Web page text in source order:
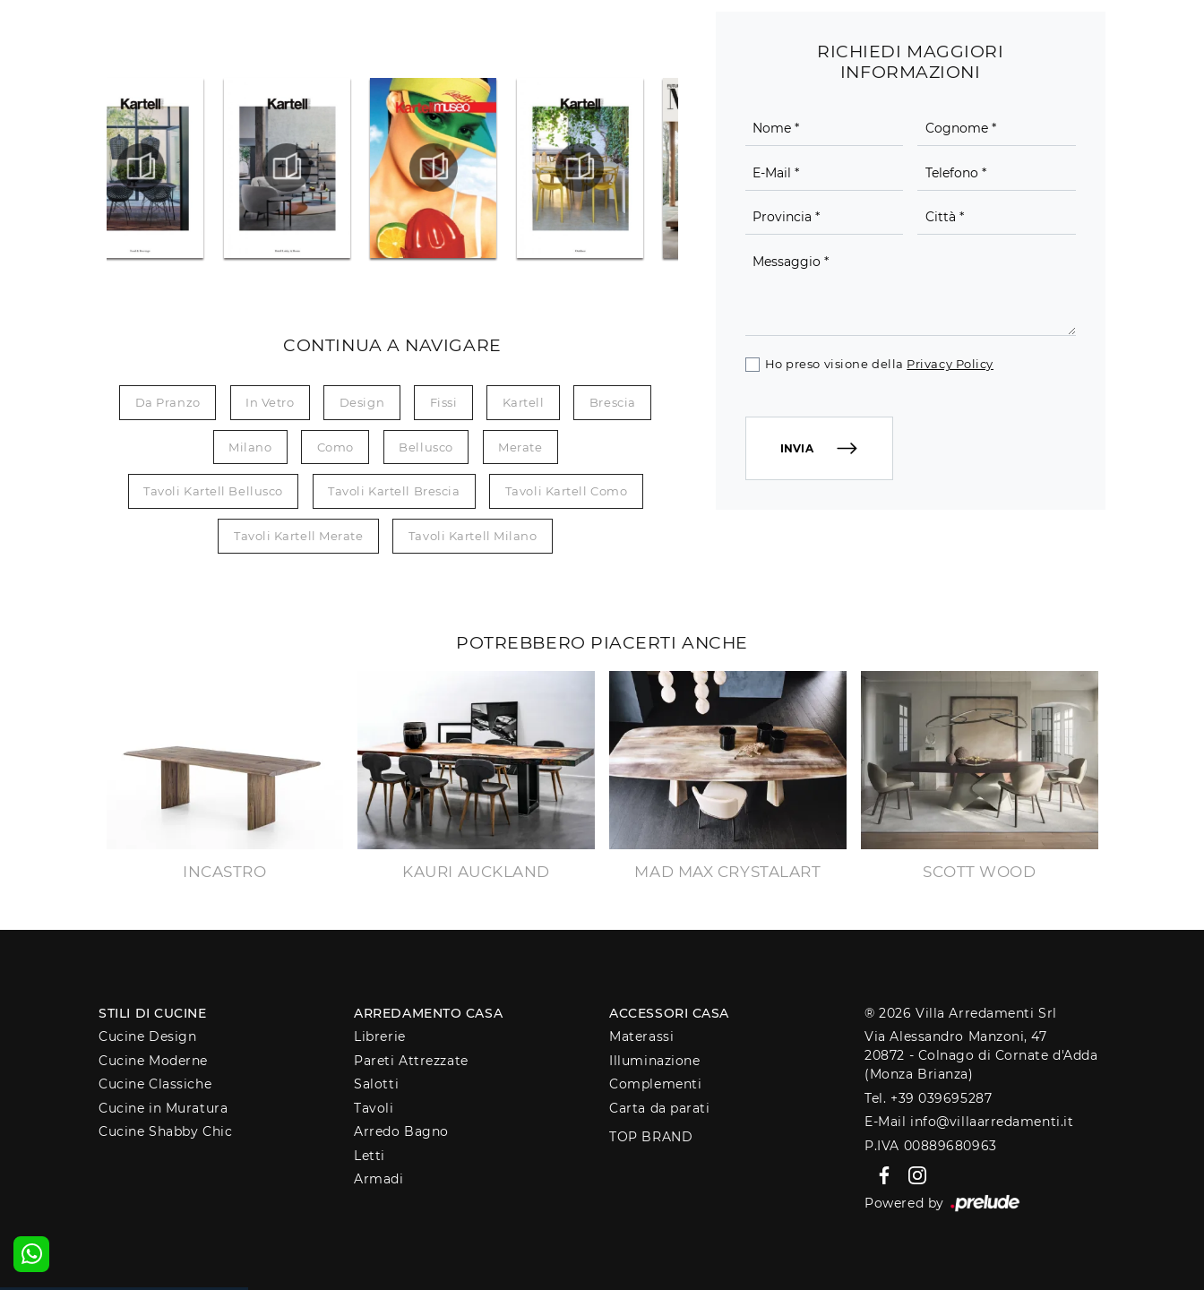
CONTINUA A NAVIGARE
Da Pranzo In Vetro Design Fissi Kartell Brescia
Milano Como Bellusco Merate
Tavoli Kartell Bellusco Tavoli Kartell Brescia Tavoli Kartell Como
Tavoli Kartell Merate Tavoli Kartell Milano
RICHIEDI MAGGIORI
INFORMAZIONI
Ho preso visione della Privacy Policy
INVIA
POTREBBERO PIACERTI ANCHE
INCASTRO KAURI AUCKLAND MAD MAX CRYSTALART SCOTT WOOD
STILI DI CUCINE
Cucine Design
Cucine Moderne
Cucine Classiche
Cucine in Muratura
Cucine Shabby Chic
ARREDAMENTO CASA
Librerie
Pareti Attrezzate
Salotti
Tavoli
Arredo Bagno
Letti
Armadi
ACCESSORI CASA
Materassi
Illuminazione
Complementi
Carta da parati
TOP BRAND
® 2026 Villa Arredamenti Srl
Via Alessandro Manzoni, 47
20872 - Colnago di Cornate d'Adda
(Monza Brianza)
Tel. +39 039695287
E-Mail info@villaarredamenti.it
P.IVA 00889680963
Powered by